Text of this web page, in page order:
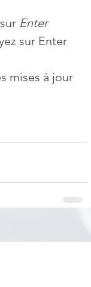
Enter
sur Enter
mises à jour